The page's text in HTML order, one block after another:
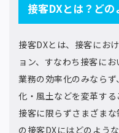
接客DXとは？ど
接客DXとは、接客にお
ョン、すなわち接客に
業務の効率化のみなら
化・風土などを変革する
接客に限らずさまざま
の接客DXにはどのよう